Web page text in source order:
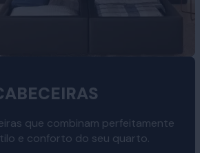
que combinam perfeitamente
e conforto do seu quarto.